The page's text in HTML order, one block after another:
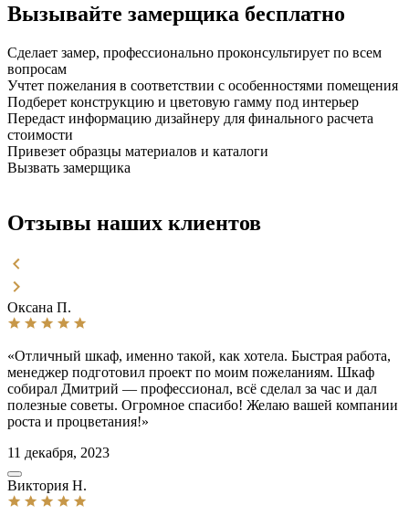
Вызывайте замерщика бесплатно
Сделает замер, профессионально проконсультирует по всем
вопросам
Учтет пожелания в соответствии с особенностями помещения
Подберет конструкцию и цветовую гамму под интерьер
Передаст информацию дизайнеру для финального расчета
стоимости
Привезет образцы материалов и каталоги
Вызвать замерщика
Отзывы наших клиентов
Оксана П.
«Отличный шкаф, именно такой, как хотела. Быстрая работа,
менеджер подготовил проект по моим пожеланиям. Шкаф
собирал Дмитрий — профессионал, всё сделал за час и дал
полезные советы. Огромное спасибо! Желаю вашей компании
роста и процветания!»
11 декабря, 2023
Виктория Н.